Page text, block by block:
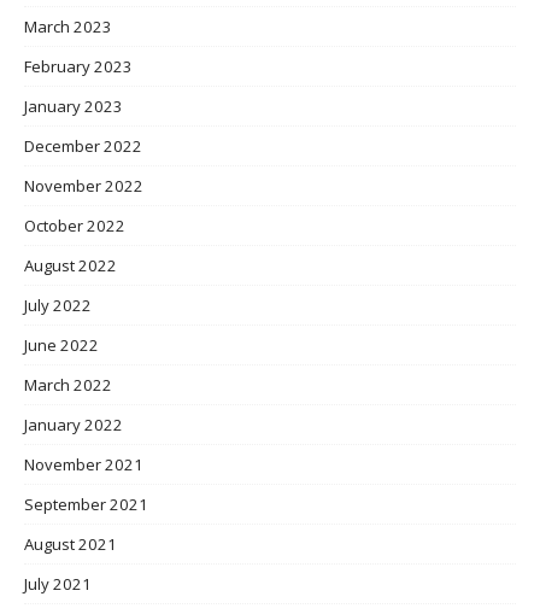
March 2023
February 2023
January 2023
December 2022
November 2022
October 2022
August 2022
July 2022
June 2022
March 2022
January 2022
November 2021
September 2021
August 2021
July 2021